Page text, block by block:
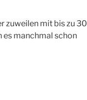
zuweilen mit bis zu 30
es manchmal schon